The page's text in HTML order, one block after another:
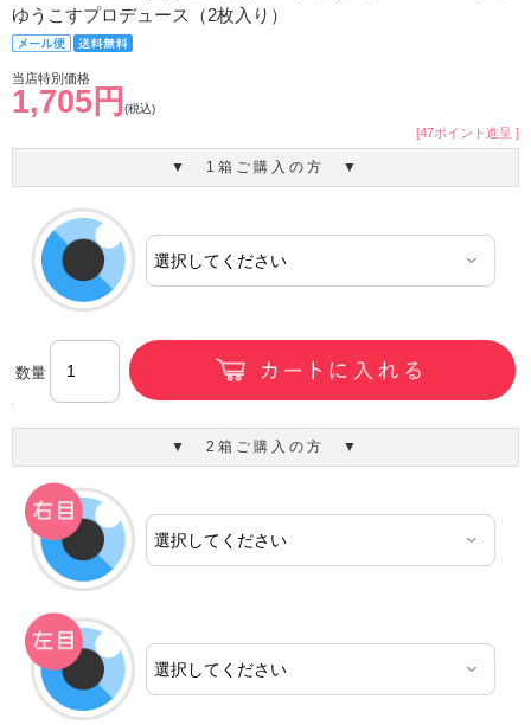
ゆうこすプロデュース（2枚入り）
当店特別価格
1,705円 (税込)
[47ポイント進呈 ]
▼ 1箱ご購入の方 ▼
数量
▼ 2箱ご購入の方 ▼